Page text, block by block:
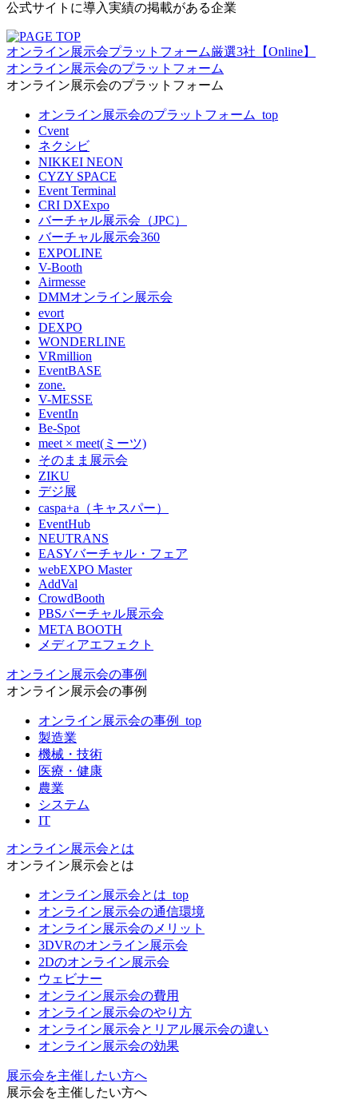
公式サイトに導入実績の掲載がある企業
オンライン展示会プラットフォーム厳選3社【Online】
オンライン展示会のプラットフォーム
オンライン展示会のプラットフォーム
オンライン展示会のプラットフォーム_top
Cvent
ネクシビ
NIKKEI NEON
CYZY SPACE
Event Terminal
CRI DXExpo
バーチャル展示会（JPC）
バーチャル展示会360
EXPOLINE
V-Booth
Airmesse
DMMオンライン展示会
evort
DEXPO
WONDERLINE
VRmillion
EventBASE
zone.
V-MESSE
EventIn
Be-Spot
meet × meet(ミーツ)
そのまま展示会
ZIKU
デジ展
caspa+a（キャスパー）
EventHub
NEUTRANS
EASYバーチャル・フェア
webEXPO Master
AddVal
CrowdBooth
PBSバーチャル展示会
META BOOTH
メディアエフェクト
オンライン展示会の事例
オンライン展示会の事例
オンライン展示会の事例_top
製造業
機械・技術
医療・健康
農業
システム
IT
オンライン展示会とは
オンライン展示会とは
オンライン展示会とは_top
オンライン展示会の通信環境
オンライン展示会のメリット
3DVRのオンライン展示会
2Dのオンライン展示会
ウェビナー
オンライン展示会の費用
オンライン展示会のやり方
オンライン展示会とリアル展示会の違い
オンライン展示会の効果
展示会を主催したい方へ
展示会を主催したい方へ